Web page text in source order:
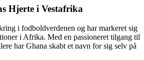
Hjerte i Vestafrika
i fodboldverdenen og har markeret sig
i Afrika. Med en passioneret tilgang til
har Ghana skabt et navn for sig selv på